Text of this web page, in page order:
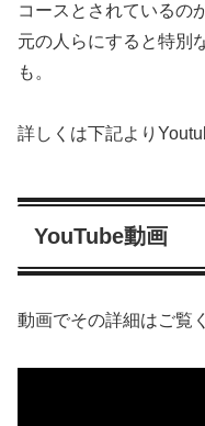
コースとされているの
元の人らにすると特別
も。
詳しくは下記より
YouTube動画
動画でその詳細はご覧